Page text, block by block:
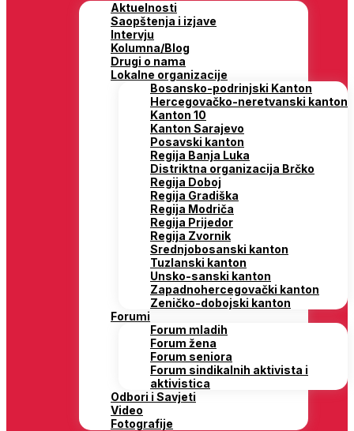
Aktuelnosti
Saopštenja i izjave
Intervju
Kolumna/Blog
Drugi o nama
Lokalne organizacije
Bosansko-podrinjski Kanton
Hercegovačko-neretvanski kanton
Kanton 10
Kanton Sarajevo
Posavski kanton
Regija Banja Luka
Distriktna organizacija Brčko
Regija Doboj
Regija Gradiška
Regija Modriča
Regija Prijedor
Regija Zvornik
Srednjobosanski kanton
Tuzlanski kanton
Unsko-sanski kanton
Zapadnohercegovački kanton
Zeničko-dobojski kanton
Forumi
Forum mladih
Forum žena
Forum seniora
Forum sindikalnih aktivista i
aktivistica
Odbori i Savjeti
Video
Fotografije